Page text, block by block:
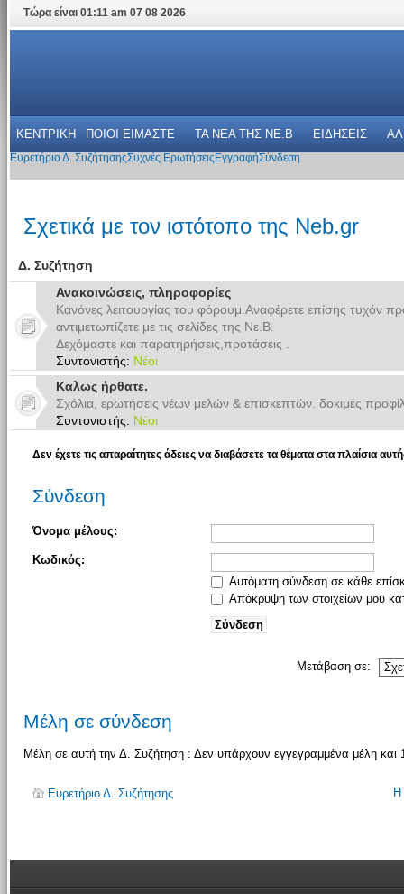
Τώρα είναι 01:11 am 07 08 2026
ΚΕΝΤΡΙΚΗ ΠΟΙΟΙ ΕΙΜΑΣΤΕ ΤΑ ΝΕΑ THΣ NE.B ΕΙΔΗΣΕΙΣ
Ευρετήριο Δ. ΣυζήτησηςΣυχνές Ερωτήσεις ΕγγραφήΣύνδεση
Σχετικά με τον ιστότοπο της Neb.gr
Δ. Συζήτηση
Ανακοινώσεις, πληροφορίες
Κανόνες λειτουργίας του φόρουμ.Αναφέρετε επίσης τυχόν
αντιμετωπίζετε με τις σελίδες της Νε.Β.
Δεχόμαστε και παρατηρήσεις,προτάσεις .
Συντονιστής: Νέοι
Καλως ήρθατε.
Σχόλια, ερωτήσεις νέων μελών & επισκεπτών. δοκιμές
Συντονιστής: Νέοι
Δεν έχετε τις απαραίτητες άδειες να διαβάσετε τα θέματα στα πλαίσια
Σύνδεση
Όνομα μέλους:
Κωδικός:
Αυτόματη σύνδεση σε κάθε
Απόκρυψη των στοιχείων μου
Μετάβαση σε:
Μέλη σε σύνδεση
Μέλη σε αυτή την Δ. Συζήτηση : Δεν υπάρχουν εγγεγραμμένα μέλη και
Ευρετήριο Δ. Συζήτησης Η